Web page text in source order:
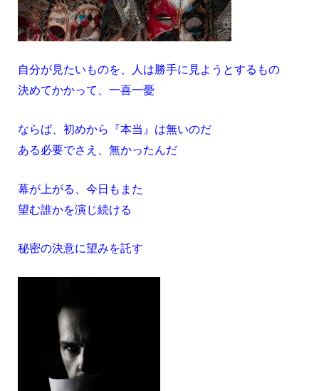
自分が見たいものを、人は勝手に見ようとするもの
決めてかかって、一喜一憂
ならば、初めから『本当』は無いのだ
ある必要でさえ、無かったんだ
幕が上がる、今日もまた
望む誰かを演じ続ける
秘密の決意に望みを託す